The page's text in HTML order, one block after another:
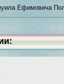
Ефимовича